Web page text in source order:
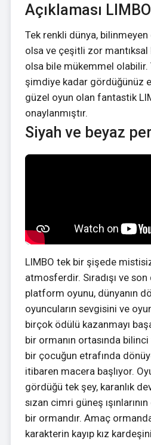
Açıklaması LIMBO
Tek renkli dünya,
olsa ve çeşitli zor
olsa bile mükemmel olabilir.
şimdiye kadar gördüğünüz
güzel oyun olan fantastik
onaylanmıştır.
Siyah ve beyaz
LIMBO tek bir şişede
atmosferdir. Sıradışı ve
platform oyunu, dünyanın
oyuncuların sevgisini ve
birçok ödülü kazanmayı
bir ormanın ortasında
bir çocuğun etrafında
itibaren macera başlıyor.
gördüğü tek şey, karanlık
sızan cimri güneş
bir ormandır. Amaç
karakterin kayıp kız